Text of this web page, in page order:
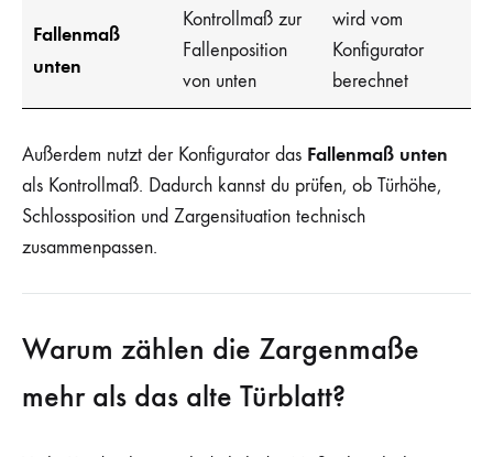
Fallenmaß
unten
Kontrollmaß zur
Fallenposition
von unten
wird vom
Konfigurator
berechnet
Außerdem nutzt der Konfigurator das Fallenmaß unten
als Kontrollmaß. Dadurch kannst du prüfen, ob Türhöhe,
Schlossposition und Zargensituation technisch
zusammenpassen.
Warum zählen die Zargenmaße
mehr als das alte Türblatt?